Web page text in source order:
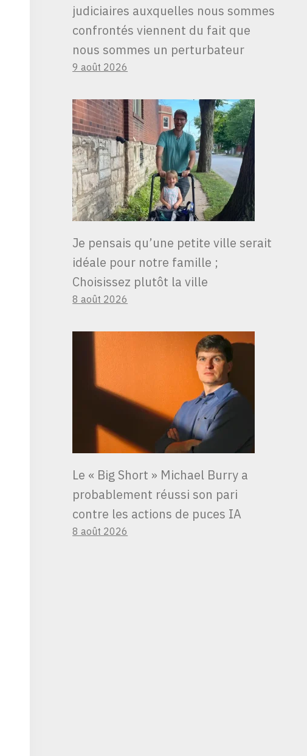
judiciaires auxquelles nous sommes
confrontés viennent du fait que
nous sommes un perturbateur
9 août 2026
Je pensais qu’une petite ville serait
idéale pour notre famille ;
Choisissez plutôt la ville
8 août 2026
Le « Big Short » Michael Burry a
probablement réussi son pari
contre les actions de puces IA
8 août 2026